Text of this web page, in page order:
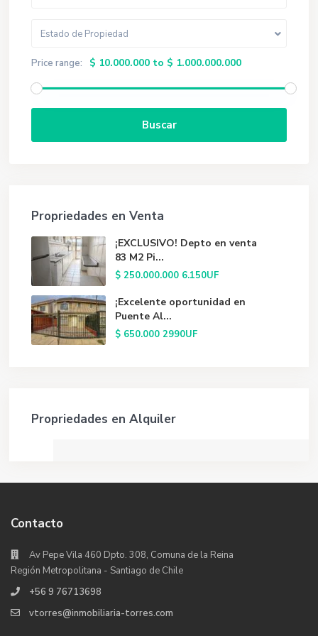
Estado de Propiedad
Price range: $ 10.000.000 to $ 1.000.000.000
Buscar
Propriedades en Venta
¡EXCLUSIVO! Depto en venta
83 M2 Pi...
$ 250.000.000 6.150UF
¡Excelente oportunidad en
Puente Al...
$ 650.0002990UF
Propriedades en Alquiler
Contacto
Av Pepe Vila 460 Dpto. 308, Comuna de la Reina
Región Metropolitana - Santiago de Chile
+56 9 76713698
vtorres@inmobiliaria-torres.com